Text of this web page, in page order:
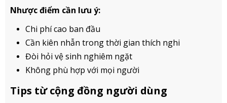
Nhược điểm cần lưu ý:
Chi phí cao ban đầu
Cần kiên nhẫn trong thời gian thích nghi
Đòi hỏi vệ sinh nghiêm ngặt
Không phù hợp với mọi người
Tips từ cộng đồng người dùng